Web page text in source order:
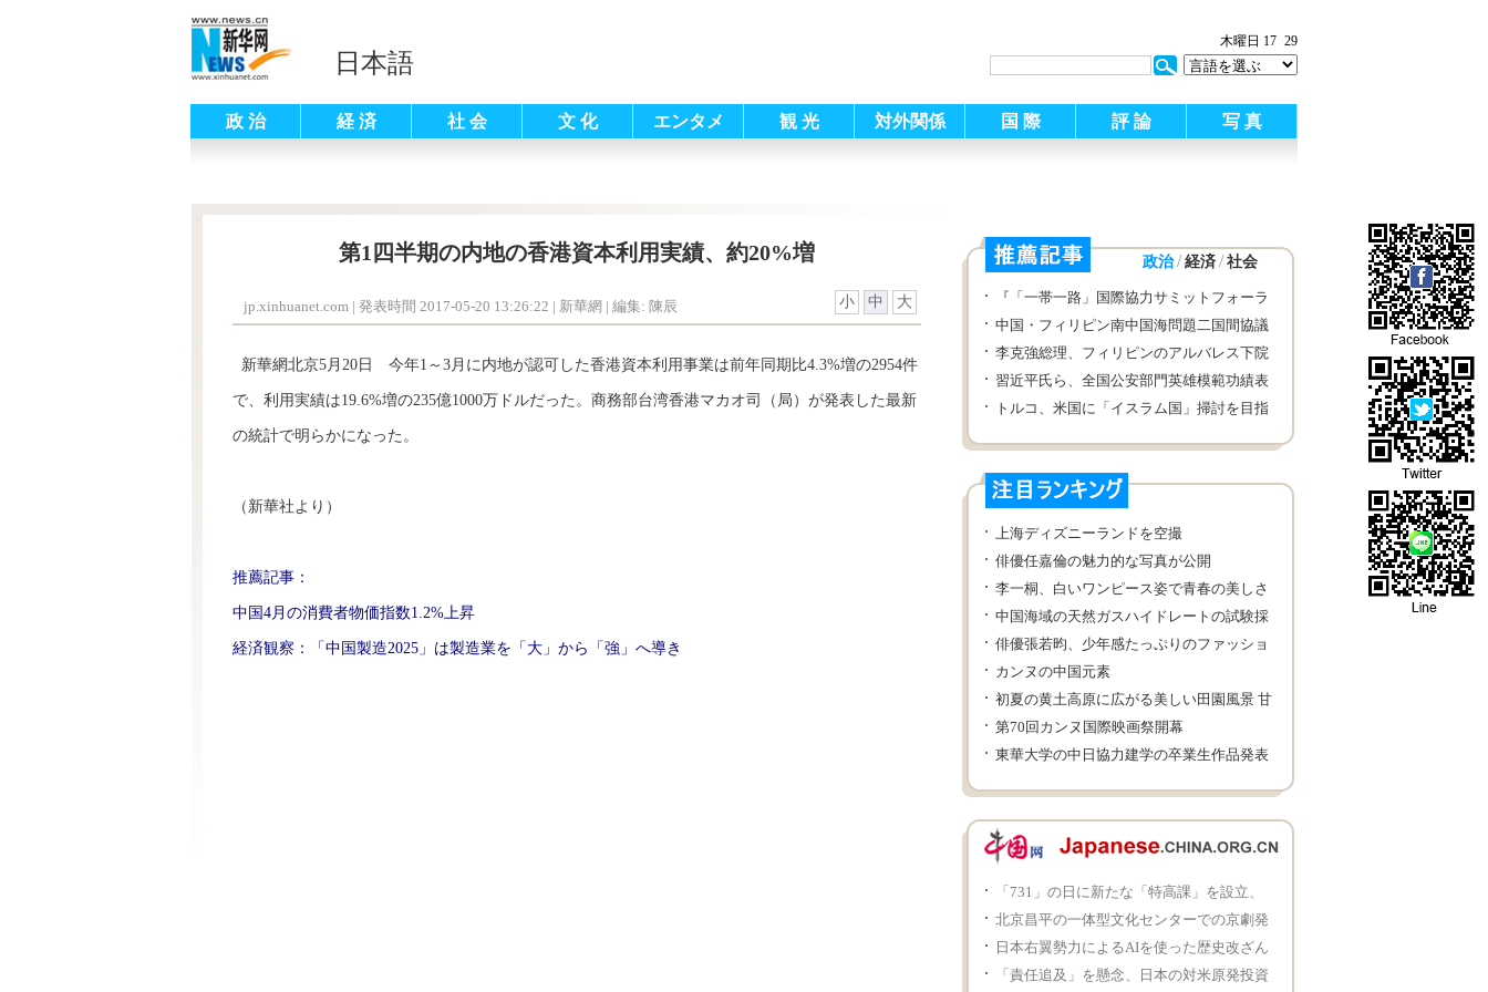
日本語
木曜日 17 29
政 治 経 済 社 会 文 化 エンタメ 観 光 対外関係 国 際 評 論 写 真
第1四半期の内地の香港資本利用実績、約20%増
jp.xinhuanet.com | 発表時間 2017-05-20 13:26:22 | 新華網 | 編集: 陳辰 小 中 大
新華網北京5月20日 今年1～3月に内地が認可した香港資本利用事業は前年同期比4.3%増の2954件
で、利用実績は19.6%増の235億1000万ドルだった。商務部台湾香港マカオ司（局）が発表した最新
の統計で明らかになった。
（新華社より）
推薦記事：
中国4月の消費者物価指数1.2%上昇
経済観察：「中国製造2025」は製造業を「大」から「強」へ導き
政治 / 経済 / 社会
『「一帯一路」国際協力サミットフォーラ
ム重要文輯』が出版され
中国・フィリピン南中国海問題二国間協議
メカニズム第1回会議が貴陽市で行われ
李克強総理、フィリピンのアルバレス下院
議長と会見
習近平氏ら、全国公安部門英雄模範功績表
彰大会に出席した代表と会見
トルコ、米国に「イスラム国」掃討を目指
上海ディズニーランドを空撮
俳優任嘉倫の魅力的な写真が公開
李一桐、白いワンピース姿で青春の美しさ
を展示
中国海域の天然ガスハイドレートの試験採
掘に成功
俳優張若昀、少年感たっぷりのファッショ
ン写真公開
カンヌの中国元素
初夏の黄土高原に広がる美しい田園風景 甘
粛省
第70回カンヌ国際映画祭開幕
東華大学の中日協力建学の卒業生作品発表